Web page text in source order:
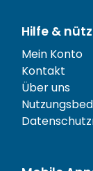
Hilfe &
Mein Konto
Kontakt
Über uns